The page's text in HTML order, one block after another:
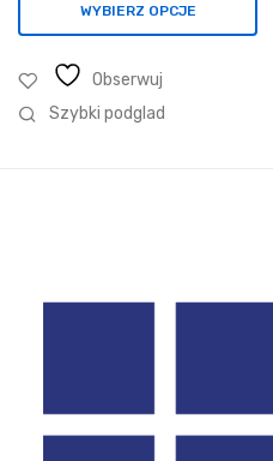
WYBIERZ OPCJE
Obserwuj
Szybki podglad